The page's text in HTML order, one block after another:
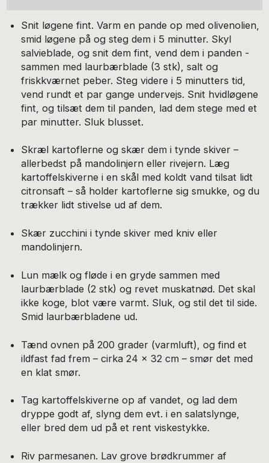
Snit løgene fint. Varm en pande op med olivenolien,
smid løgene på og steg dem i 5 minutter. Skyl
salvieblade, og snit dem fint, vend dem i panden ­
sammen med laurbærblade (3 stk), salt og
friskkværnet peber. Steg videre i 5 minutters tid,
vend rundt et par gange undervejs. Snit hvidløgene
fint, og tilsæt dem til panden, lad dem stege med et
par minutter. Sluk blusset.
Skræl kartoflerne og skær dem i tynde skiver –
allerbedst på mandolinjern eller rivejern. Læg
kartoffelskiverne i en skål med koldt vand tilsat lidt
citronsaft – så holder kartoflerne sig smukke, og du
trækker lidt stivelse ud af dem.
Skær zucchini i tynde skiver med kniv eller
mandolinjern.
Lun mælk og fløde i en gryde sammen med
laurbærblade (2 stk) og revet muskatnød. Det skal
ikke koge, blot være varmt. Sluk, og stil det til side.
Smid laurbærbladene ud.
Tænd ovnen på 200 grader (varmluft), og find et
ildfast fad frem – cirka 24 x 32 cm – smør det med
en klat smør.
Tag kartoffelskiverne op af vandet, og lad dem
dryppe godt af, slyng dem evt. i en salatslynge,
eller bred dem ud på et rent viskestykke.
Riv parmesanen. Lav grove brødkrummer af